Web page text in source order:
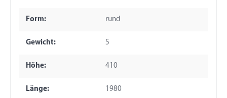
Form: rund
Gewicht: 5
Höhe: 410
Länge: 1980